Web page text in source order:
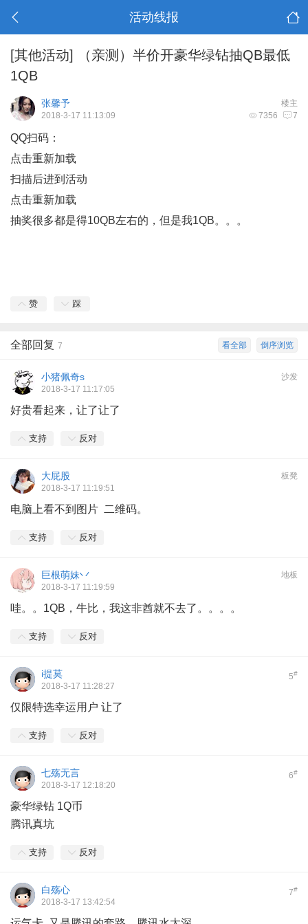
活动线报
[其他活动]
（亲测）半价开豪华绿钻抽QB最低
1QB
楼主
张馨予
7356 7
2018-3-17 11:13:09
QQ扫码：
点击重新加载
扫描后进到活动
点击重新加载
抽奖很多都是得10QB左右的，但是我1QB。。。
赞 踩
倒序浏览
看全部
全部回复 7
沙发
小猪佩奇s
2018-3-17 11:17:05
好贵看起来，让了让了
支持 反对
板凳
大屁股
2018-3-17 11:19:51
电脑上看不到图片 二维码。
支持 反对
地板
巨根萌妹丷
2018-3-17 11:19:59
哇。。1QB，牛比，我这非酋就不去了。。。。
支持 反对
5#
i提莫
2018-3-17 11:28:27
仅限特选幸运用户 让了
支持 反对
6#
七殇无言
2018-3-17 12:18:20
豪华绿钻 1Q币
腾讯真坑
支持 反对
7#
白殇心
2018-3-17 13:42:54